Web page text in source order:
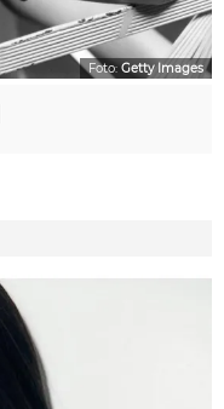
Foto:Getty Images